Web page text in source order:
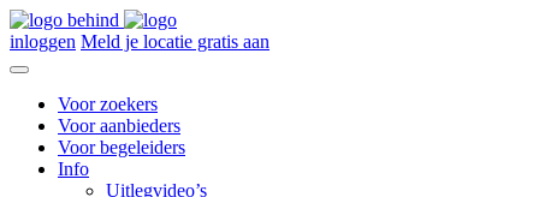
inloggen Meld je locatie gratis aan
Voor zoekers
Voor aanbieders
Voor begeleiders
Info
Uitlegvideo’s